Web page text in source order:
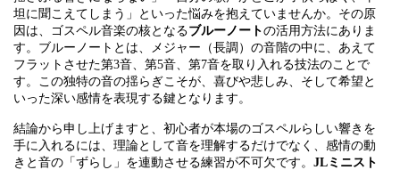
坦に聞こえてしまう」といった悩みを抱えていませんか。その原
因は、ゴスペル音楽の核となるブルーノートの活用方法にありま
す。ブルーノートとは、メジャー（長調）の音階の中に、あえて
フラットさせた第3音、第5音、第7音を取り入れる技法のことで
す。この独特の音の揺らぎこそが、喜びや悲しみ、そして希望と
いった深い感情を表現する鍵となります。
結論から申し上げますと、初心者が本場のゴスペルらしい響きを
手に入れるには、理論として音を理解するだけでなく、感情の動
きと音の「ずらし」を連動させる練習が不可欠です。 JLミニスト